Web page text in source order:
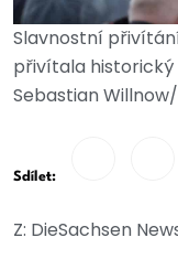
Slavnostní
přivítala historický
Sebastian
Sdílet:
Z: DieSachsen